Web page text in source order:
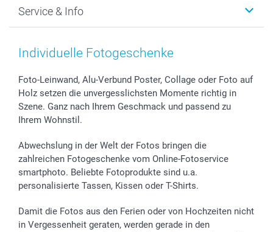
Fotoabzüge, Fotos als Buch & Poster
Zubehör & Material
Foto-Kalender & Agenden
Sticker & Etiketten
Geschenk-Gutscheine (PDF)
Datenschutz
AGB
Presse
Partnerprogramme
Investor Relations
B2B smartbusiness
Widerrufsrecht
Neujahr
Muttertag
Kommunion & Konfirmation
Hochzeit
Geburtstag
Geburt
Zu allen Anlässen
Service & Info
Preise und Versandkosten
48h Lieferung
Zahlungsmöglichkeiten
Anmelden /Registrieren
Sitemap
Status der Bestellung
smartfriends
smartgarantie
smartbonus
Individuelle Fotogeschenke
Foto-Leinwand, Alu-Verbund Poster, Collage oder Foto auf
Holz setzen die unvergesslichsten Momente richtig in
Szene. Ganz nach Ihrem Geschmack und passend zu
Ihrem Wohnstil.
Abwechslung in der Welt der Fotos bringen die
zahlreichen Fotogeschenke vom Online-Fotoservice
smartphoto. Beliebte Fotoprodukte sind u.a.
personalisierte Tassen, Kissen oder T-Shirts.
Damit die Fotos aus den Ferien oder von Hochzeiten nicht
in Vergessenheit geraten, werden gerade in den